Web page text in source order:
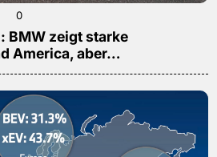
0
BMW zeigt starke
America, aber…